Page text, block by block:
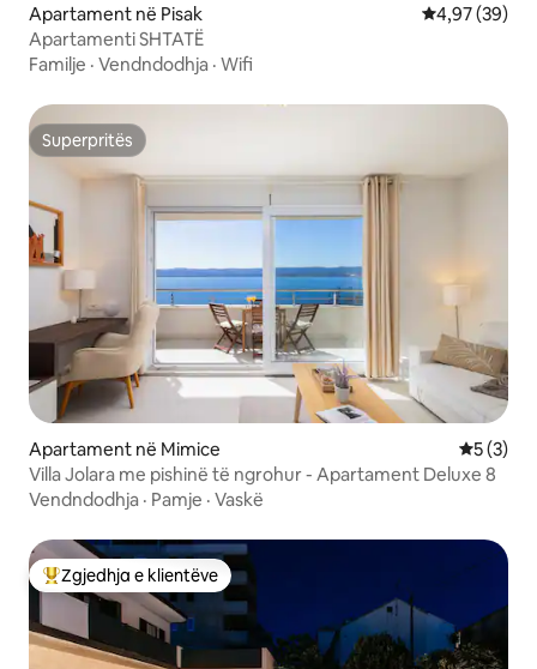
Apartament në Pisak Vlerësimi
4,97 (39)
Apartamenti SHTATË
Familje · Vendndodhja · Wifi
Superpritës
Superpritës
Apartament në Mimice
5 (3)
Villa Jolara me pishinë të ngrohur - Apartament Deluxe 8
Vendndodhja · Pamje · Vaskë
Më të mirat e zgjedhjeve të klientëve
Zgjedhja e klientëve